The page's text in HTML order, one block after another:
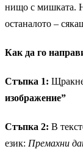
нищо с мишката.
останалото –
Как да го
Стъпка 1:
изображение”
Стъпка 2: В
език: Премахни